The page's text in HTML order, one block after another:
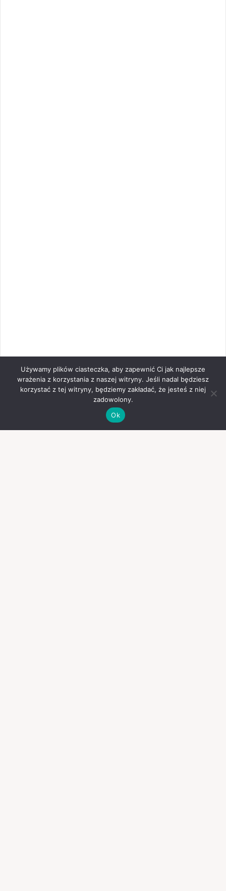
Używamy plików ciasteczka, aby zapewnić Ci jak najlepsze
wrażenia z korzystania z naszej witryny. Jeśli nadal będziesz
korzystać z tej witryny, będziemy zakładać, że jesteś z niej
zadowolony.
Ok